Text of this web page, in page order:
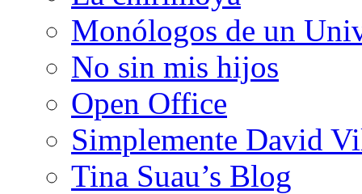
Monólogos de un
No sin mis hijos
Open Office
Simplemente David
Tina Suau’s Blog